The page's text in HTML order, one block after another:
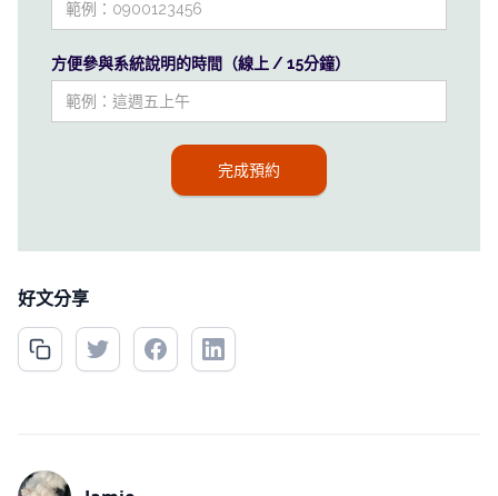
方便參與系統說明的時間（線上 / 15分鐘）
好文分享